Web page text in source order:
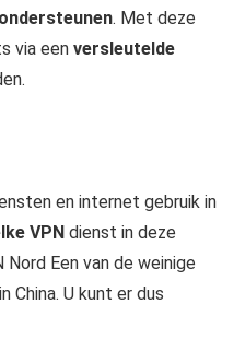
. Met deze
via een versleutelde
en internet gebruik in
VPN dienst in deze
Nord Een van de weinige
China. U kunt er dus